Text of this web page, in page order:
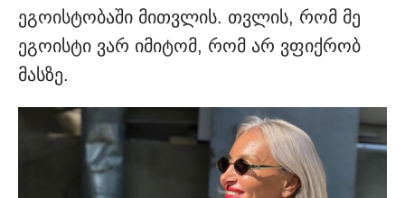
ეგოისტობაში მითვლის. თვლის, რომ მე
ეგოისტი ვარ იმიტომ, რომ არ ვფიქრობ
მასზე.